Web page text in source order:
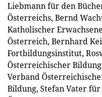
Liebmann für den
Österreichs, Bernd
Katholischer
Österreich, Bernhard
Fortbildungsinstitut,
Österreichischer
Verband
Bildung, Stefan Vater